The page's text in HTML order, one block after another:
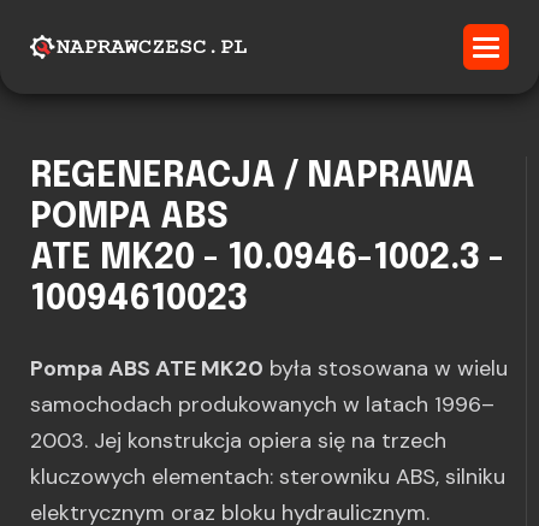
REGENERACJA / NAPRAWA
POMPA ABS
ATE MK20 - 10.0946-1002.3 -
10094610023
Pompa ABS ATE MK20 była stosowana w wielu
samochodach produkowanych w latach 1996–
2003. Jej konstrukcja opiera się na trzech
kluczowych elementach: sterowniku ABS, silniku
elektrycznym oraz bloku hydraulicznym.